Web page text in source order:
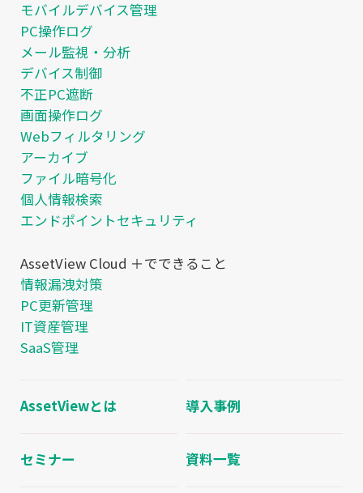
モバイルデバイス管理
PC操作ログ
メール監視・分析
デバイス制御
不正PC遮断
画面操作ログ
Webフィルタリング
アーカイブ
ファイル暗号化
個人情報検索
エンドポイントセキュリティ
AssetView Cloud ＋でできること
情報漏洩対策
PC更新管理
IT資産管理
SaaS管理
AssetViewとは 導入事例
セミナー 資料一覧